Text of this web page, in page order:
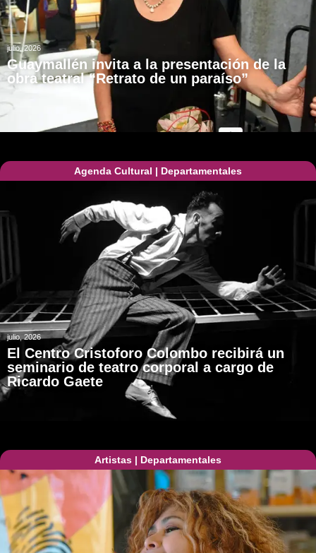
julio, 2026
Guaymallén invita a la presentación de la
obra teatral “Retrato de un paraíso”
Agenda Cultural | Departamentales
julio, 2026
El Centro Cristoforo Colombo recibirá un
seminario de teatro corporal a cargo de
Ricardo Gaete
Artistas | Departamentales